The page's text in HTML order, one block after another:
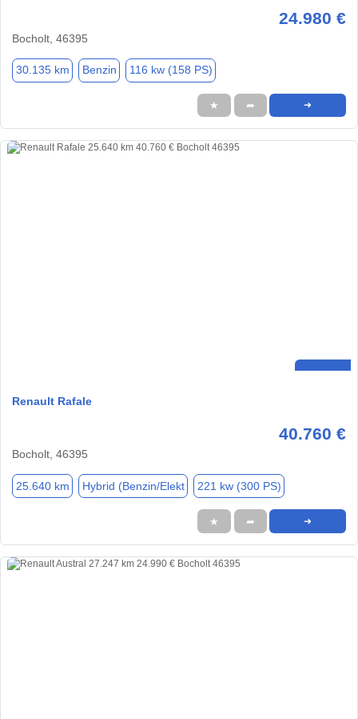
24.980 €
Bocholt, 46395
30.135 km Benzin 116 kw (158 PS)
★ ➦ ➜
Renault Rafale
40.760 €
Bocholt, 46395
25.640 km Hybrid (Benzin/Elekt 221 kw (300 PS)
★ ➦ ➜